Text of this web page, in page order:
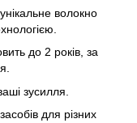
волокно
до 2 років, за
зусилля.
для різних